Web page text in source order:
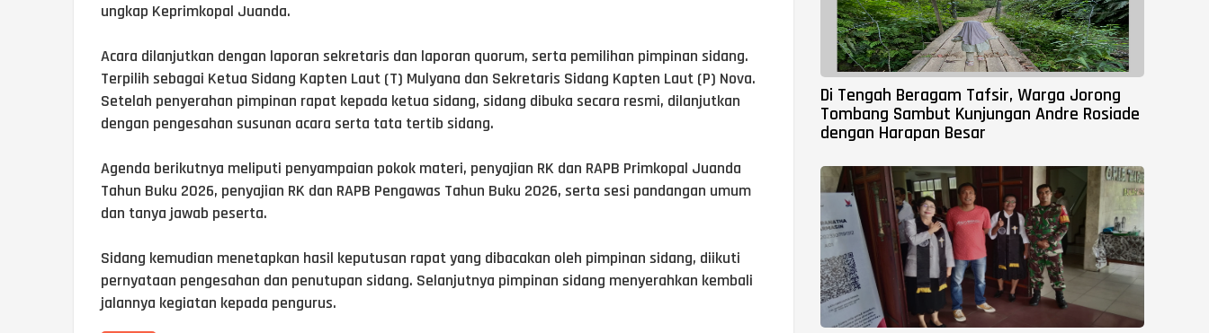
ungkap Keprimkopal Juanda.
‎Acara dilanjutkan dengan laporan sekretaris dan laporan quorum, serta pemilihan pimpinan sidang.
Terpilih sebagai Ketua Sidang Kapten Laut (T) Mulyana dan Sekretaris Sidang Kapten Laut (P) Nova.
Setelah penyerahan pimpinan rapat kepada ketua sidang, sidang dibuka secara resmi, dilanjutkan
dengan pengesahan susunan acara serta tata tertib sidang.
‎Agenda berikutnya meliputi penyampaian pokok materi, penyajian RK dan RAPB Primkopal Juanda
Tahun Buku 2026, penyajian RK dan RAPB Pengawas Tahun Buku 2026, serta sesi pandangan umum
dan tanya jawab peserta.
‎Sidang kemudian menetapkan hasil keputusan rapat yang dibacakan oleh pimpinan sidang, diikuti
pernyataan pengesahan dan penutupan sidang. Selanjutnya pimpinan sidang menyerahkan kembali
jalannya kegiatan kepada pengurus.
Di Tengah Beragam Tafsir, Warga Jorong
Tombang Sambut Kunjungan Andre Rosiade
dengan Harapan Besar